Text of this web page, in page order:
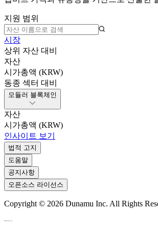
지원 범위
시장
상위 자산 대비
자산
시가총액 (KRW)
동종 섹터 대비
모듈러 블록체인
자산
시가총액 (KRW)
인사이트 보기
법적 고지
도움말
공지사항
오픈소스 라이선스
Copyright © 2026 Dunamu Inc. All Rights